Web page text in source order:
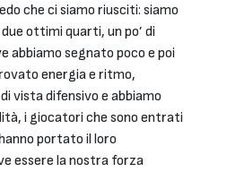
che ci siamo riusciti: siamo
ottimi quarti, un po’ di
abbiamo segnato poco e poi
energia e ritmo,
vista difensivo e abbiamo
i giocatori che sono entrati
portato il loro
essere la nostra forza